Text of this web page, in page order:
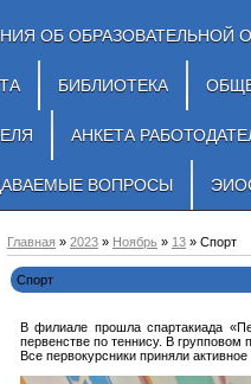
ОБ ОБРАЗОВАТЕЛЬНОЙ
БИБЛИОТЕКА
АНКЕТА
ВОПРОСЫ
Главная » 2023 » Ноябрь » 13 » Спорт
Спорт
В филиале прошла спартакиада
первенстве по теннису. В групповом
Все первокурсники приняли